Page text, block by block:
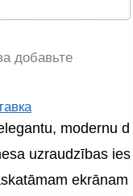
добавьте
modernu d
uzraudzības ies
ekrānam